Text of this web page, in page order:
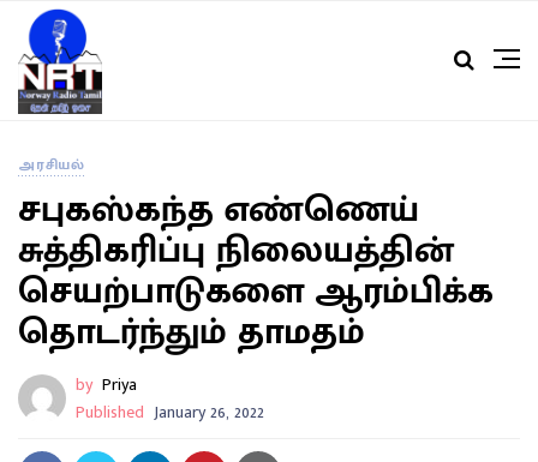
அரசியல்
சபுகஸ்கந்த எண்ணெய்
சுத்திகரிப்பு நிலையத்தின்
செயற்பாடுகளை ஆரம்பிக்க
தொடர்ந்தும் தாமதம்
by Priya
Published January 26, 2022